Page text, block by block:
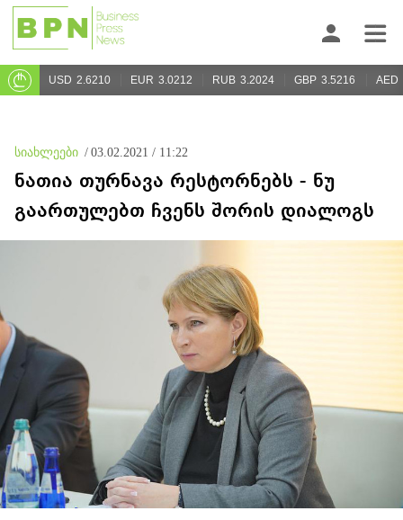
USD 2.6210 EUR 3.0212 RUB 3.2024 GBP 3.5216 AED
სიახლეები / 03.02.2021 / 11:22
ნათია თურნავა რესტორნებს - ნუ
გაართულებთ ჩვენს შორის დიალოგს